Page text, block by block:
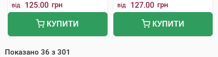
від 125.00 грн
КУПИТИ
від 127.00 грн
КУПИТИ
Показано 36 з 301